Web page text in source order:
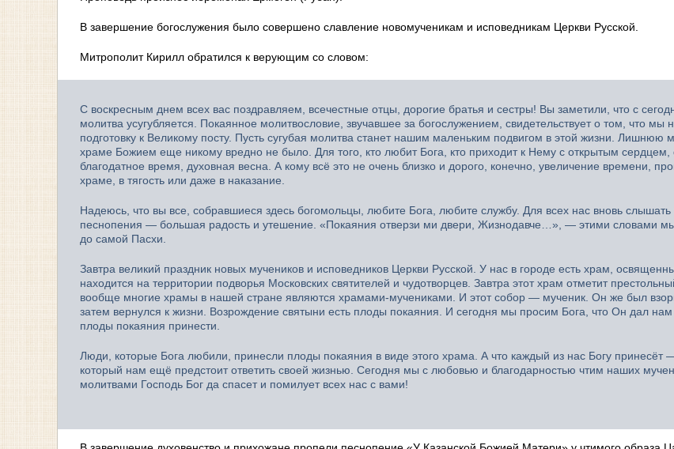
В завершение богослужения было совершено славление новомученикам и исповедникам Церкви Русской.
Митрополит Кирилл обратился к верующим со словом:
С воскресным днем всех вас поздравляем, всечестные отцы, дорогие братья и сестры! Вы заметили, что с
молитва усугубляется. Покаянное молитвословие, звучавшее за богослужением, свидетельствует о том, что мы
подготовку к Великому посту. Пусть сугубая молитва станет нашим маленьким подвигом в этой жизни. Лишнюю
храме Божием еще никому вредно не было. Для того, кто любит Бога, кто приходит к Нему с открытым сердцем,
благодатное время, духовная весна. А кому всё это не очень близко и дорого, конечно, увеличение времени,
храме, в тягость или даже в наказание.
Надеюсь, что вы все, собравшиеся здесь богомольцы, любите Бога, любите службу. Для всех нас вновь слышать
песнопения — большая радость и утешение. «Покаяния отверзи ми двери, Жизнодавче…», — этими словами
до самой Пасхи.
Завтра великий праздник новых мучеников и исповедников Церкви Русской. У нас в городе есть храм,
находится на территории подворья Московских святителей и чудотворцев. Завтра этот храм отметит
вообще многие храмы в нашей стране являются храмами-мучениками. И этот собор — мученик. Он же был
затем вернулся к жизни. Возрождение святыни есть плоды покаяния. И сегодня мы просим Бога, что Он дал нам
плоды покаяния принести.
Люди, которые Бога любили, принесли плоды покаяния в виде этого храма. А что каждый из нас Богу принесёт
который нам ещё предстоит ответить своей жизнью. Сегодня мы с любовью и благодарностью чтим наших
молитвами Господь Бог да спасет и помилует всех нас с вами!